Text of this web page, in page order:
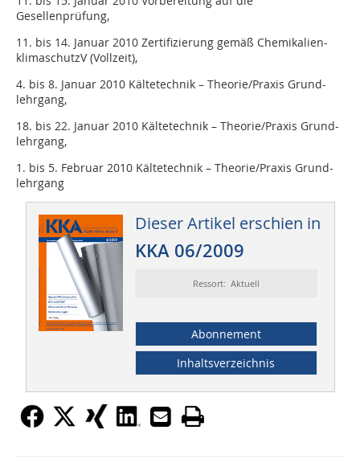
Gesellenprüfung,
11. bis 14. Januar 2010 Zertifizierung gemäß Chemikalien-
klimaschutzV (Vollzeit),
4. bis 8. Januar 2010 Kältetechnik – Theorie/Praxis Grund-
lehrgang,
18. bis 22. Januar 2010 Kältetechnik – Theorie/Praxis Grund-
lehrgang,
1. bis 5. Februar 2010 Kältetechnik – Theorie/Praxis Grund-
lehrgang
Dieser Artikel erschien in
KKA 06/2009
Ressort: Aktuell
Abonnement
Inhaltsverzeichnis